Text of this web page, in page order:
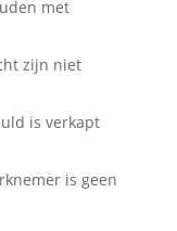
met
zijn niet
is verkapt
is geen